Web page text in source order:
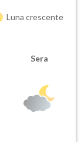
Luna crescente
Sera